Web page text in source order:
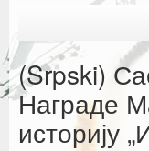
Почетна
Матица српска
Научна одељења
(Srpski)
Награде
историју